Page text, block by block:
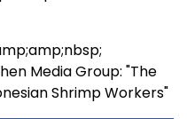
Media Group: "The
Shrimp Workers"